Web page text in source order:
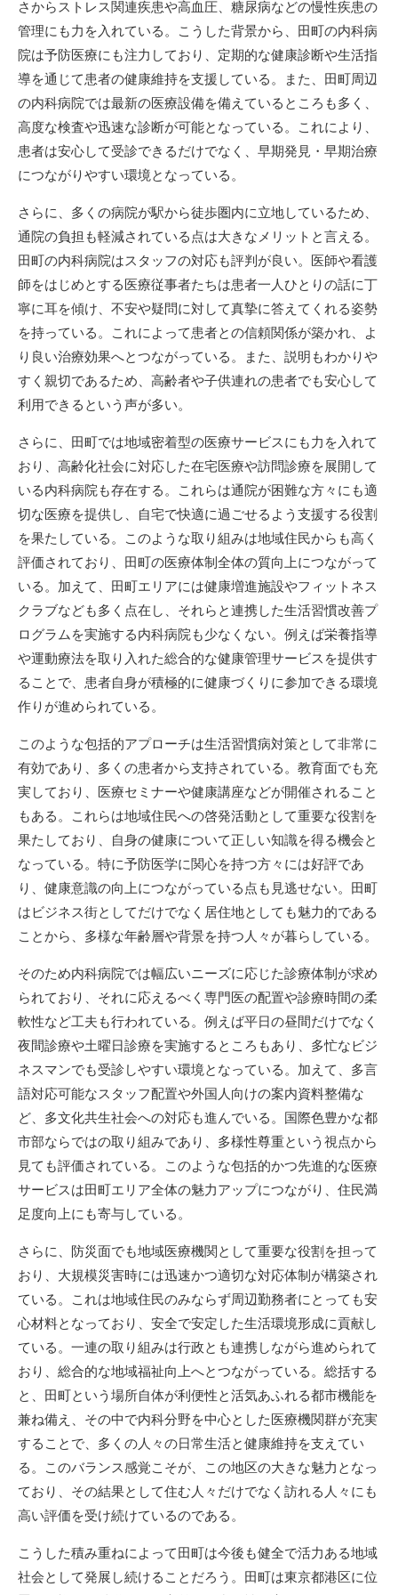
さからストレス関連疾患や高血圧、糖尿病などの慢性疾患の
管理にも力を入れている。こうした背景から、田町の内科病
院は予防医療にも注力しており、定期的な健康診断や生活指
導を通じて患者の健康維持を支援している。また、田町周辺
の内科病院では最新の医療設備を備えているところも多く、
高度な検査や迅速な診断が可能となっている。これにより、
患者は安心して受診できるだけでなく、早期発見・早期治療
につながりやすい環境となっている。
さらに、多くの病院が駅から徒歩圏内に立地しているため、
通院の負担も軽減されている点は大きなメリットと言える。
田町の内科病院はスタッフの対応も評判が良い。医師や看護
師をはじめとする医療従事者たちは患者一人ひとりの話に丁
寧に耳を傾け、不安や疑問に対して真摯に答えてくれる姿勢
を持っている。これによって患者との信頼関係が築かれ、よ
り良い治療効果へとつながっている。また、説明もわかりや
すく親切であるため、高齢者や子供連れの患者でも安心して
利用できるという声が多い。
さらに、田町では地域密着型の医療サービスにも力を入れて
おり、高齢化社会に対応した在宅医療や訪問診療を展開して
いる内科病院も存在する。これらは通院が困難な方々にも適
切な医療を提供し、自宅で快適に過ごせるよう支援する役割
を果たしている。このような取り組みは地域住民からも高く
評価されており、田町の医療体制全体の質向上につながって
いる。加えて、田町エリアには健康増進施設やフィットネス
クラブなども多く点在し、それらと連携した生活習慣改善プ
ログラムを実施する内科病院も少なくない。例えば栄養指導
や運動療法を取り入れた総合的な健康管理サービスを提供す
ることで、患者自身が積極的に健康づくりに参加できる環境
作りが進められている。
このような包括的アプローチは生活習慣病対策として非常に
有効であり、多くの患者から支持されている。教育面でも充
実しており、医療セミナーや健康講座などが開催されること
もある。これらは地域住民への啓発活動として重要な役割を
果たしており、自身の健康について正しい知識を得る機会と
なっている。特に予防医学に関心を持つ方々には好評であ
り、健康意識の向上につながっている点も見逃せない。田町
はビジネス街としてだけでなく居住地としても魅力的である
ことから、多様な年齢層や背景を持つ人々が暮らしている。
そのため内科病院では幅広いニーズに応じた診療体制が求め
られており、それに応えるべく専門医の配置や診療時間の柔
軟性など工夫も行われている。例えば平日の昼間だけでなく
夜間診療や土曜日診療を実施するところもあり、多忙なビジ
ネスマンでも受診しやすい環境となっている。加えて、多言
語対応可能なスタッフ配置や外国人向けの案内資料整備な
ど、多文化共生社会への対応も進んでいる。国際色豊かな都
市部ならではの取り組みであり、多様性尊重という視点から
見ても評価されている。このような包括的かつ先進的な医療
サービスは田町エリア全体の魅力アップにつながり、住民満
足度向上にも寄与している。
さらに、防災面でも地域医療機関として重要な役割を担って
おり、大規模災害時には迅速かつ適切な対応体制が構築され
ている。これは地域住民のみならず周辺勤務者にとっても安
心材料となっており、安全で安定した生活環境形成に貢献し
ている。一連の取り組みは行政とも連携しながら進められて
おり、総合的な地域福祉向上へとつながっている。総括する
と、田町という場所自体が利便性と活気あふれる都市機能を
兼ね備え、その中で内科分野を中心とした医療機関群が充実
することで、多くの人々の日常生活と健康維持を支えてい
る。このバランス感覚こそが、この地区の大きな魅力となっ
ており、その結果として住む人々だけでなく訪れる人々にも
高い評価を受け続けているのである。
こうした積み重ねによって田町は今後も健全で活力ある地域
社会として発展し続けることだろう。田町は東京都港区に位